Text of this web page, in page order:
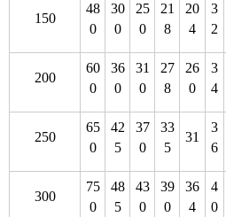
150
48
0
30
0
25
0
21
8
20
4
3
2
200
60
0
36
0
31
0
27
8
26
0
3
4
250
65
0
42
5
37
0
33
5
31
3
6
300
75
0
48
5
43
0
39
0
36
4
4
0